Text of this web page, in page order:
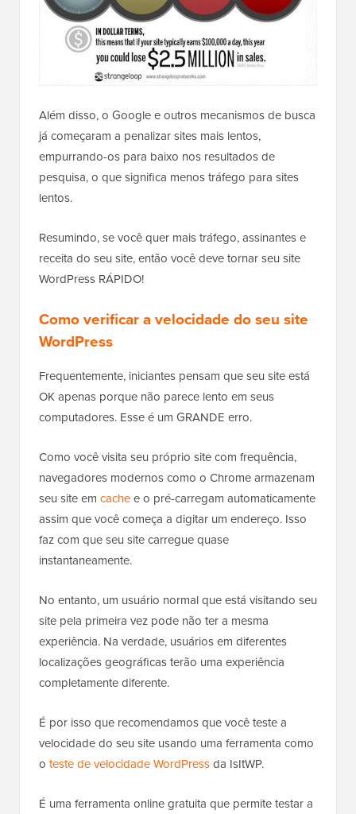
Além disso, o Google e outros mecanismos de busca
já começaram a penalizar sites mais lentos,
empurrando-os para baixo nos resultados de
pesquisa, o que significa menos tráfego para sites
lentos.
Resumindo, se você quer mais tráfego, assinantes e
receita do seu site, então você deve tornar seu site
WordPress RÁPIDO!
Como verificar a velocidade do seu site
WordPress
Frequentemente, iniciantes pensam que seu site está
OK apenas porque não parece lento em seus
computadores. Esse é um GRANDE erro.
Como você visita seu próprio site com frequência,
navegadores modernos como o Chrome armazenam
seu site em cachee o pré-carregam automaticamente
assim que você começa a digitar um endereço. Isso
faz com que seu site carregue quase
instantaneamente.
No entanto, um usuário normal que está visitando seu
site pela primeira vez pode não ter a mesma
experiência. Na verdade, usuários em diferentes
localizações geográficas terão uma experiência
completamente diferente.
É por isso que recomendamos que você teste a
velocidade do seu site usando uma ferramenta como
o teste de velocidade WordPressda IsItWP.
É uma ferramenta online gratuita que permite testar a